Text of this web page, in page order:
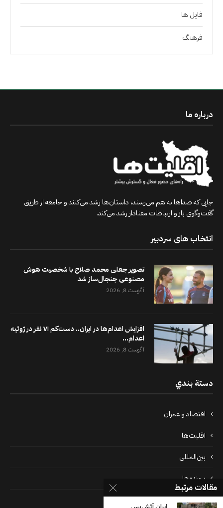
فايل ها
فرهنگ
درباره ما
جایی که صداها به هم می‌رسند، داستان‌ها رشد می‌کنند و جامعه از طریق
گفت‌وگوی باز و ارتباطات معنادار رشد می‌کند.
انتخاب های سردبیر
تصویر جعلی محمد صلاح با شخصیت هوش
مصنوعی جنجال‌ساز شد
آگوست 8, 2026
افزایش اعدام‌ها در ایران.. دست‌کم ۷۱ نفر در ژوئیه
اعدام...
آگوست 8, 2026
دستة بندي
اقتصاد و عمران
اقلیت‌ها
بین‌المللی
پرونده‌ها
جامعه
مقالات مرتبط